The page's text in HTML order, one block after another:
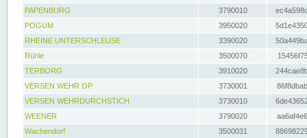
PAPENBURG
3790010
POGUM
3950020
RHEINE UNTERSCHLEUSE
3390020
Rühle
3500070
TERBORG
3910020
VERSEN WEHR OP
3730001
VERSEN WEHRDURCHSTICH
3730010
WEENER
3790020
Wachendorf
3500031